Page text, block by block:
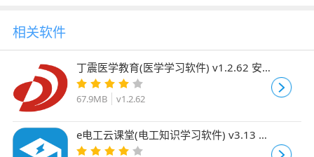
相关软件
丁震医学教育(医学学习软件) v1.2.62 安
卓版
67.9MB v1.2.62
e电工云课堂(电工知识学习软件) v3.13 安
卓手机版